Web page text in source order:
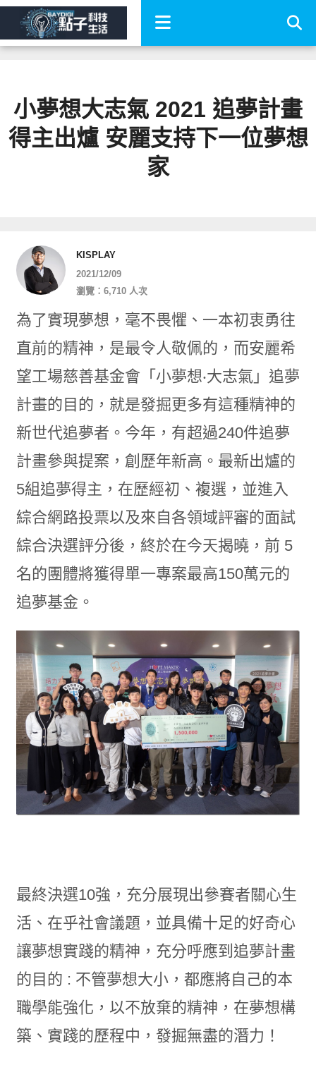
小夢想大志氣 2021 追夢計畫
得主出爐 安麗支持下一位夢想
家
KISPLAY
2021/12/09
瀏覽：6,710 人次
為了實現夢想，毫不畏懼、一本初衷勇往
直前的精神，是最令人敬佩的，而安麗希
望工場慈善基金會「小夢想‧大志氣」追夢
計畫的目的，就是發掘更多有這種精神的
新世代追夢者。今年，有超過240件追夢
計畫參與提案，創歷年新高。最新出爐的
5組追夢得主，在歷經初、複選，並進入
綜合網路投票以及來自各領域評審的面試
綜合決選評分後，終於在今天揭曉，前 5
名的團體將獲得單一專案最高150萬元的
追夢基金。
最終決選10強，充分展現出參賽者關心生
活、在乎社會議題，並具備十足的好奇心
讓夢想實踐的精神，充分呼應到追夢計畫
的目的 : 不管夢想大小，都應將自己的本
職學能強化，以不放棄的精神，在夢想構
築、實踐的歷程中，發掘無盡的潛力！